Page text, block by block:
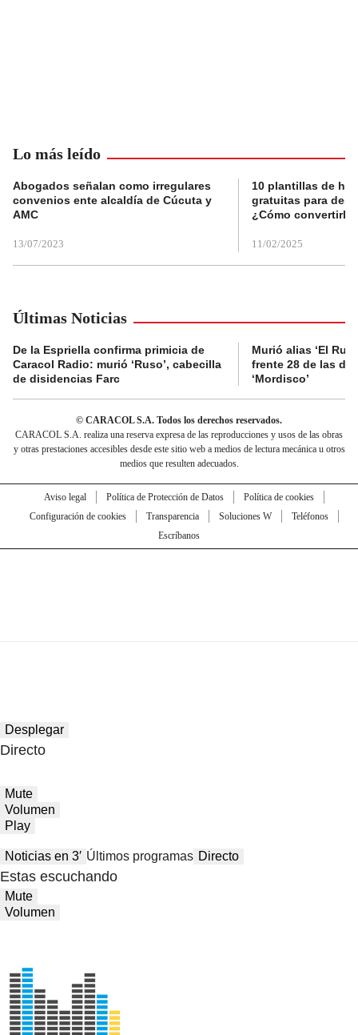
Lo más leído
Abogados señalan como irregulares
convenios ente alcaldía de Cúcuta y
AMC
13/07/2023
10 plantillas de
gratuitas para
¿Cómo convertirla
11/02/2025
Últimas Noticias
De la Espriella confirma primicia de
Caracol Radio: murió ‘Ruso’, cabecilla
de disidencias Farc
Murió alias ‘El
frente 28 de las
‘Mordisco’
© CARACOL S.A. Todos los derechos reservados.
CARACOL S.A. realiza una reserva expresa de las reproducciones y usos de las obras
y otras prestaciones accesibles desde este sitio web a medios de lectura mecánica u otros
medios que resulten adecuados.
Aviso legal Política de Protección de Datos
Política de cookies
Configuración de cookies
Transparencia Soluciones W
Teléfonos
Escríbanos
Desplegar
Directo
Mute
Volumen
Play
Noticias en 3′ Últimos programas Directo
Estas escuchando
Mute
Volumen